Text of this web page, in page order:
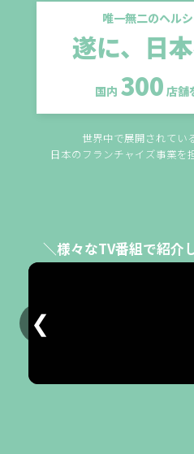
唯一無二のヘル
遂に、日
国内 300 店舗
世界中で展開されてい
日本のフランチャイズ事業を
＼様々なTV番組で紹介
❮